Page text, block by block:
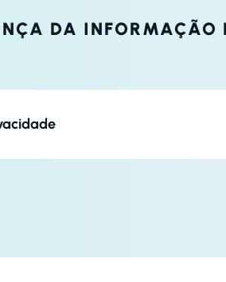
DA INFORMAÇÃO